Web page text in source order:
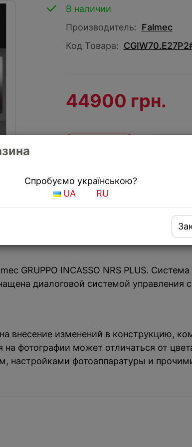
Спробуємо українською?
UA
RU
В наличии
Производитель: Falmec
Код Товара:
44900 грн.
Получить скидку
GRUPPO INCASSO NRS PLUS.
диалоговой системой управления
внесение изменений в конструкцию,
фотографии может отличаться от
настройками фотоаппаратуры и